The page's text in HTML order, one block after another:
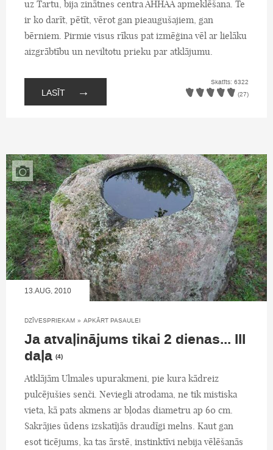
uz Tartu, bija zinātnes centra AHHAA apmeklēšana. Te
ir ko darīt, pētīt, vērot gan pieaugušajiem, gan
bērniem. Pirmie visus rīkus pat izmēģina vēl ar lielāku
aizgrābtību un neviltotu prieku par atklājumu.
LASĪT →
Skatīts: 6322
(27)
13.AUG, 2010
DZĪVESPRIEKAM » APKĀRT PASAULEI
Ja atvaļinājums tikai 2 dienas... III
daļa (4)
Atklājām Ulmales upurakmeni, pie kura kādreiz
pulcējušies senči. Neviegli atrodama, ne tik mistiska
vieta, kā pats akmens ar bļodas diametru ap 60 cm.
Sakrājies ūdens izskatījās draudīgi melns. Kaut gan
esot ticējums, ka tas ārstē, instinktīvi nebija vēlēšanās